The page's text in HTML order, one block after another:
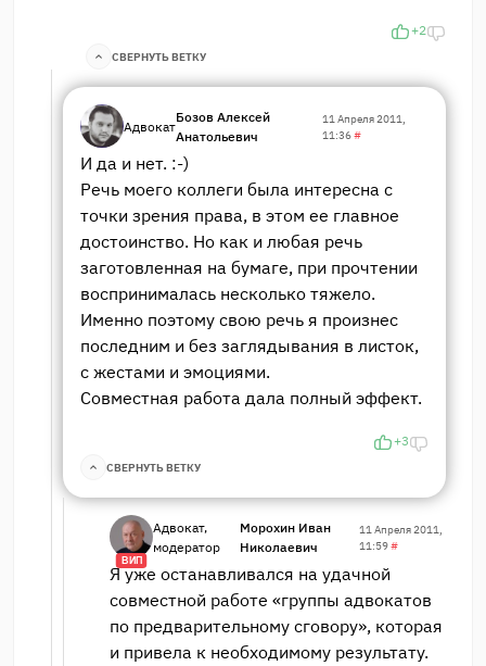
+2
СВЕРНУТЬ ВЕТКУ
Адвокат
Бозов Алексей
Анатольевич
11 Апреля 2011,
11:36#
И да и нет. :-)
Речь моего коллеги была интересна с
точки зрения права, в этом ее главное
достоинство. Но как и любая речь
заготовленная на бумаге, при прочтении
воспринималась несколько тяжело.
Именно поэтому свою речь я произнес
последним и без заглядывания в листок,
с жестами и эмоциями.
Совместная работа дала полный эффект.
+3
СВЕРНУТЬ ВЕТКУ
ВИП
Адвокат,
модератор
Морохин Иван
Николаевич
11 Апреля 2011,
11:59#
Я уже останавливался на удачной
совместной работе «группы адвокатов
по предварительному сговору», которая
и привела к необходимому результату.